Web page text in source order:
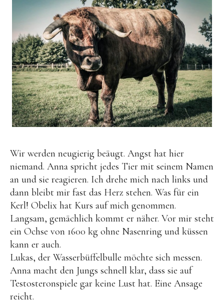
Wir werden neugierig beäugt. Angst hat hier
niemand. Anna spricht jedes Tier mit seinem Namen
an und sie reagieren. Ich drehe mich nach links und
dann bleibt mir fast das Herz stehen. Was für ein
Kerl! Obelix hat Kurs auf mich genommen.
Langsam, gemächlich kommt er näher. Vor mir steht
ein Ochse von 1600 kg ohne Nasenring und küssen
kann er auch.
Lukas, der Wasserbüffelbulle möchte sich messen.
Anna macht den Jungs schnell klar, dass sie auf
Testosteronspiele gar keine Lust hat. Eine Ansage
reicht.